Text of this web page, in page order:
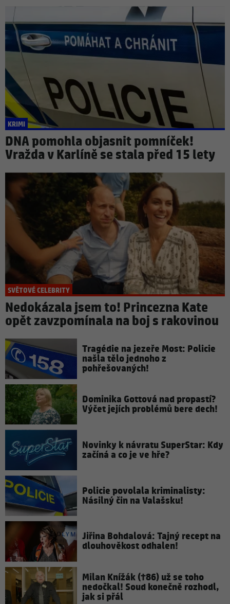
KRIMI
DNA pomohla objasnit pomníček!
Vražda v Karlíně se stala před 15 lety
SVĚTOVÉ CELEBRITY
Nedokázala jsem to! Princezna Kate
opět zavzpomínala na boj s rakovinou
Tragédie na jezeře Most: Policie
našla tělo jednoho z
pohřešovaných!
Dominika Gottová nad propastí?
Výčet jejích problémů bere dech!
Novinky k návratu SuperStar: Kdy
začíná a co je ve hře?
Policie povolala kriminalisty:
Násilný čin na Valašsku!
Jiřina Bohdalová: Tajný recept na
dlouhověkost odhalen!
Milan Knížák (†86) už se toho
nedočkal! Soud konečně rozhodl,
jak si přál